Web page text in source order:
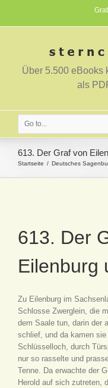
Über 5.500 eBooks
als
Go to...
613. Der Graf von
Startseite Deutsches
613. Der
Eilenburg
Zu Eilenburg im
Schlosse Zwerglein, die
dem Saale tun, darin der
schlief, und da kamen sie
Schlüsselloch, durch
nur so rasselte und
Tenne. Da erwachte der
Herold auf sich zutreten,